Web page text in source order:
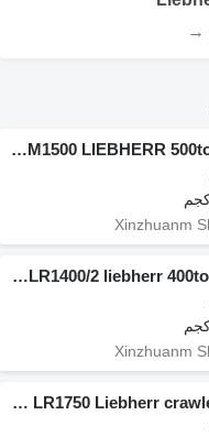
Liebherr LTM1500 LIEBHERR 500ton used CRANE
Liebherr LR1400/2 liebherr 400ton crawler crane
Liebherr LR1750 Liebherr crawler crane 750Ton